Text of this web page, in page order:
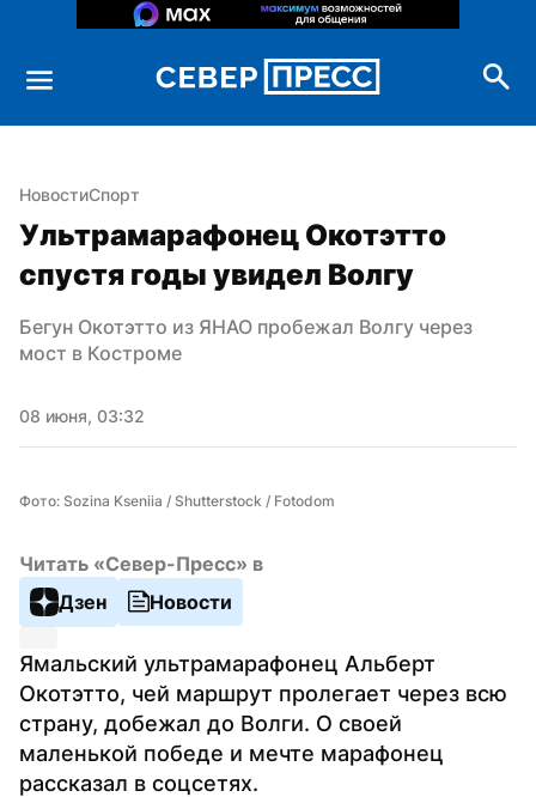
НовостиСпорт
Ультрамарафонец Окотэтто
спустя годы увидел Волгу
Бегун Окотэтто из ЯНАО пробежал Волгу через
мост в Костроме
08 июня, 03:32
Фото: Sozina Kseniia / Shutterstock / Fotodom
Читать «Север-Пресс» в
Дзен
Новости
Ямальский ультрамарафонец Альберт
Окотэтто, чей маршрут пролегает через всю
страну, добежал до Волги. О своей
маленькой победе и мечте марафонец
рассказал в соцсетях.